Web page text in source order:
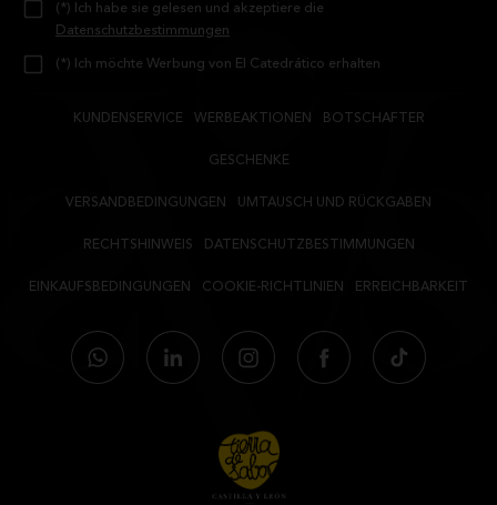
(*) Ich habe sie gelesen und akzeptiere die
Datenschutzbestimmungen
(*) Ich möchte Werbung von El Catedrático erhalten
KUNDENSERVICE WERBEAKTIONEN BOTSCHAFTER
GESCHENKE
VERSANDBEDINGUNGEN UMTAUSCH UND RÜCKGABEN
RECHTSHINWEIS DATENSCHUTZBESTIMMUNGEN
EINKAUFSBEDINGUNGEN COOKIE-RICHTLINIEN ERREICHBARKEIT